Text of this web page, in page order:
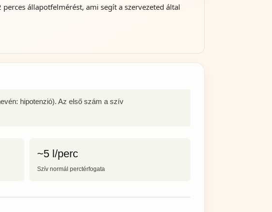
állapotfelmérést, ami segít a szervezeted által
hipotenzió). Az első szám a szív
~5 l/perc
Szív normál perctérfogata